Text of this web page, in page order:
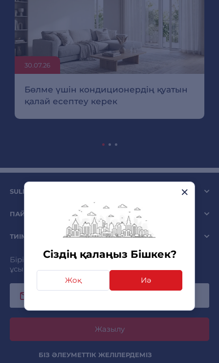
Сіздің қалаңыз Бішкек?
Жоқ Иә
30.07.26
Бөлме үшін кондиционердің қуатын
қалай есептеу керек
SULPAK КОМПАНИЯСЫ
ПАЙДАЛЫ
ТИІМДІ
Бірінші болып жазылыңыз және ең қызықты
ұсыныстарды алыңыз!
Жазылу
БІЗ ӘЛЕУМЕТТІК ЖЕЛІЛЕРДЕМІЗ